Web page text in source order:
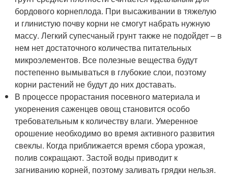
бордового корнеплода. При высаживании в тяжелую
и глинистую почву корни не смогут набрать нужную
массу. Легкий супесчаный грунт также не подойдет – в
нем нет достаточного количества питательных
микроэлементов. Все полезные вещества будут
постепенно вымываться в глубокие слои, поэтому
корни растений не будут до них доставать.
В процессе прорастания посевного материала и
укоренения саженцев овощ становится особо
требовательным к количеству влаги. Умеренное
орошение необходимо во время активного развития
свеклы. Когда приближается время сбора урожая,
полив сокращают. Застой воды приводит к
загниванию корней, поэтому заливать грядки нельзя.